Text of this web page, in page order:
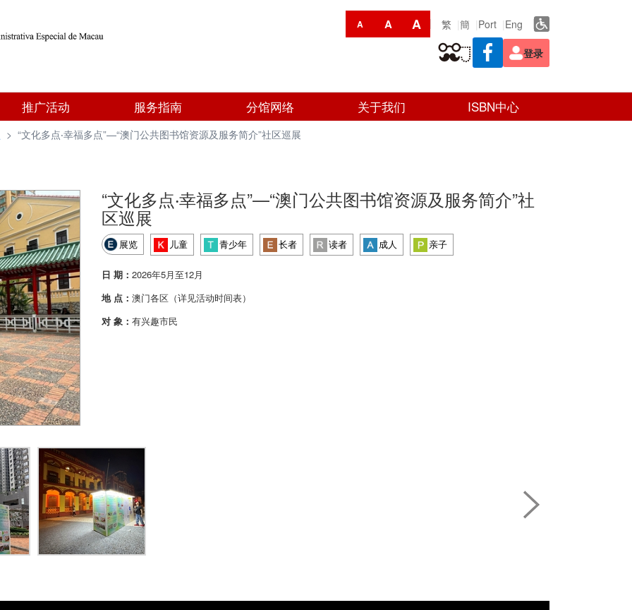
A A A 繁 簡 Port Eng
登录
推广活动 服务指南 分馆网络 关于我们 ISBN中心
> “文化多点‧幸福多点”—“澳门公共图书馆资源及服务简介”社区巡展
“文化多点‧幸福多点”—“澳门公共图书馆资源及服务简介”社
区巡展
展览 儿童 青少年 长者 读者 成人 亲子
日 期： 2026年5月至12月
地 点： 澳门各区（详见活动时间表）
对 象： 有兴趣市民